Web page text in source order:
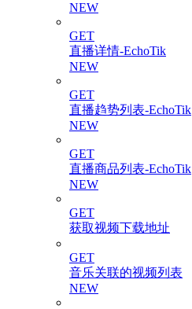
NEW
GET
直播详情-EchoTik
NEW
GET
直播趋势列表-EchoTik
NEW
GET
直播商品列表-EchoTik
NEW
GET
获取视频下载地址
GET
音乐关联的视频列表
NEW